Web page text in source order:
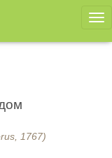
1767)